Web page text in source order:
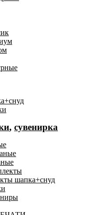
, сувенирка
шапка+снуд